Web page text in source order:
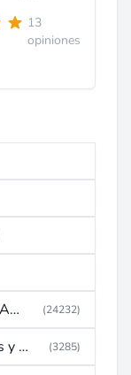
13
opiniones
AUDIO (Equipos de Musica, Amplificadores, Reproductores, Etc) (24232)
Autoradio (Potencias, Radios y DVD) (3285)